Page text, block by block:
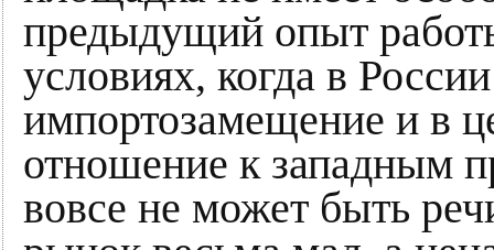
предыдущий опыт
условиях, когда в
импортозамещение и в
отношение к западным
вовсе не может быть